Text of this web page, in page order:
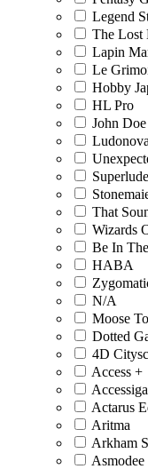
Legend
The Lost
Lapin
Le
Hobby
HL Pro
John Doe
Ludonova
Superlude
That
Wizards
Be In
HABA
N/A
Moose
Dotted
4D
Access +
Actarus
Aritma
Arkham
Asmodee